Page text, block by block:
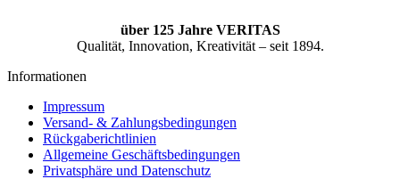
über 125 Jahre VERITAS
Qualität, Innovation, Kreativität – seit 1894.
Informationen
Impressum
Versand- & Zahlungsbedingungen
Rückgaberichtlinien
Allgemeine Geschäftsbedingungen
Privatsphäre und Datenschutz